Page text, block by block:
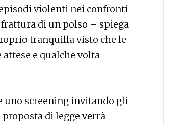
violenti nei confronti
di un polso – spiega
tranquilla visto che le
e qualche volta
uno screening invitando gli
di legge verrà